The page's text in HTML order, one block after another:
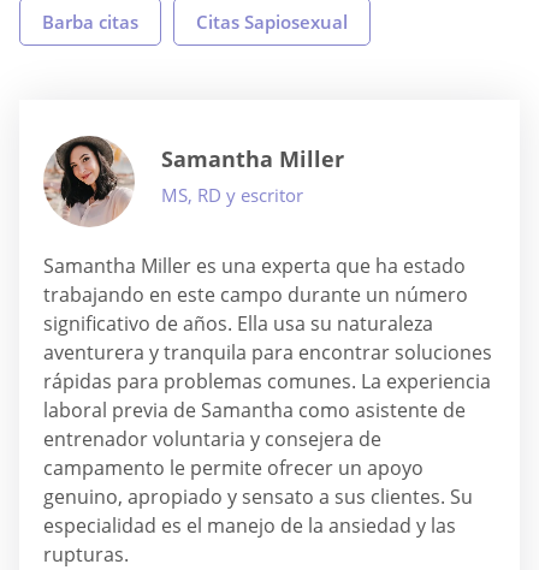
Barba citas Citas Sapiosexual
Samantha Miller
MS, RD y escritor
Samantha Miller es una experta que ha estado
trabajando en este campo durante un número
significativo de años. Ella usa su naturaleza
aventurera y tranquila para encontrar soluciones
rápidas para problemas comunes. La experiencia
laboral previa de Samantha como asistente de
entrenador voluntaria y consejera de
campamento le permite ofrecer un apoyo
genuino, apropiado y sensato a sus clientes. Su
especialidad es el manejo de la ansiedad y las
rupturas.